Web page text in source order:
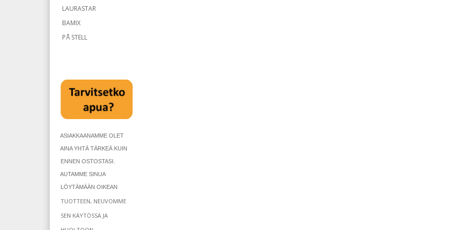
LAURASTAR
BAMIX
PÅ STELL
ASIAKKAANAMME OLET
AINA YHTÄ TÄRKEÄ KUIN
ENNEN OSTOSTASI.
AUTAMME SINUA
LÖYTÄMÄÄN OIKEAN
TUOTTEEN, NEUVOMME
SEN KÄYTÖSSÄ JA